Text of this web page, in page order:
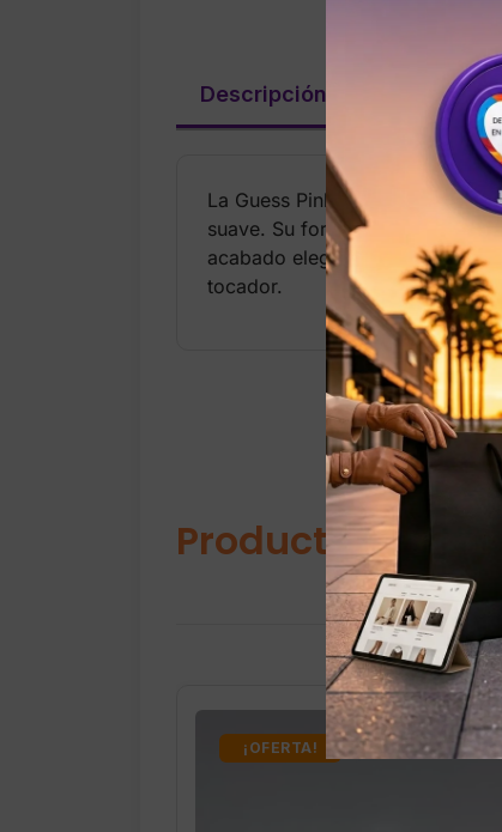
Descripción
La Guess Pink Monogram
suave. Su formato rígido con
acabado elegante y femenino
tocador.
Productos
¡OFERTA!